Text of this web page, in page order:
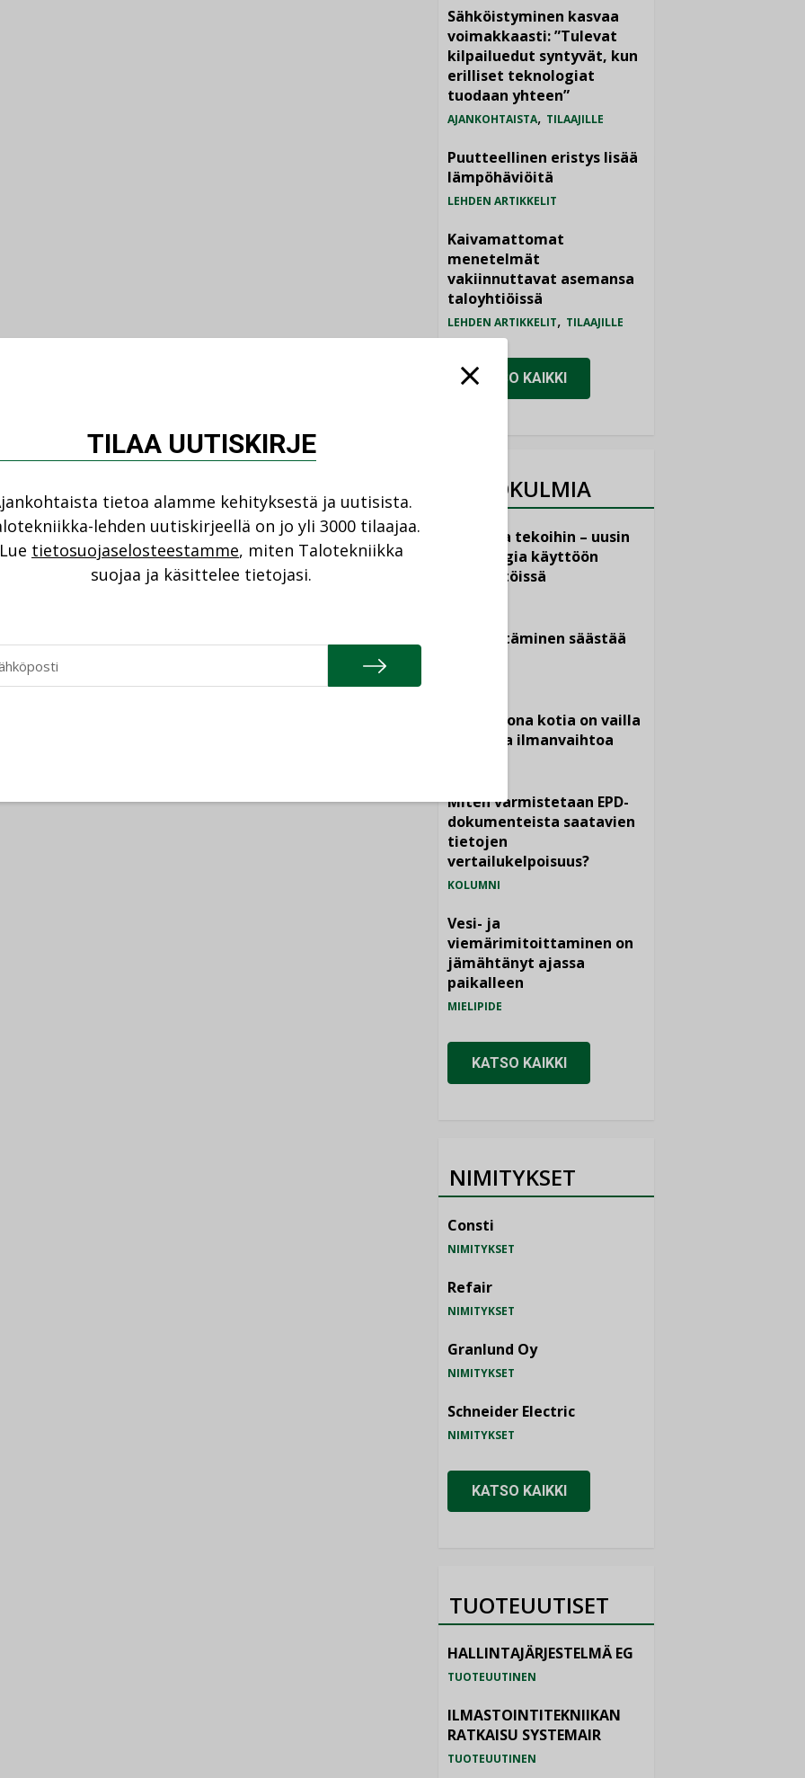
Sähköistyminen kasvaa
voimakkaasti: ”Tulevat
kilpailuedut syntyvät, kun
erilliset teknologiat
tuodaan yhteen”
AJANKOHTAISTA, TILAAJILLE
Puutteellinen eristys lisää
lämpöhäviöitä
LEHDEN ARTIKKELIT
Kaivamattomat
menetelmät
vakiinnuttavat asemansa
taloyhtiöissä
LEHDEN ARTIKKELIT, TILAAJILLE
KATSO KAIKKI
NÄKÖKULMIA
Puheista tekoihin – uusin
teknologia käyttöön
kiinteistöissä
Sähköistäminen säästää
Yli miljoona kotia on vailla
toimivaa ilmanvaihtoa
Miten varmistetaan EPD-
dokumenteista saatavien
tietojen
vertailukelpoisuus?
KOLUMNI
Vesi- ja
viemärimitoittaminen on
jämähtänyt ajassa
paikalleen
MIELIPIDE
KATSO KAIKKI
NIMITYKSET
Consti
NIMITYKSET
Refair
NIMITYKSET
Granlund Oy
NIMITYKSET
Schneider Electric
NIMITYKSET
KATSO KAIKKI
TUOTEUUTISET
HALLINTAJÄRJESTELMÄ EG
TUOTEUUTINEN
ILMASTOINTITEKNIIKAN
RATKAISU SYSTEMAIR
TUOTEUUTINEN
TILAA UUTISKIRJE
tietoa alamme kehityksestä ja uutisista.
lehden uutiskirjeellä on jo yli 3000 tilaajaa.
Lue tietosuojaselosteestamme, miten Talotekniikka
suojaa ja käsittelee tietojasi.